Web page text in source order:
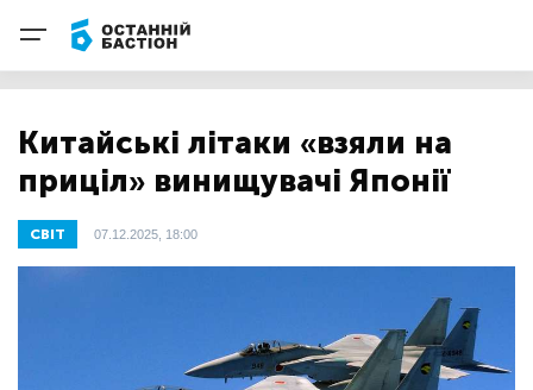
Китайські літаки «взяли на
приціл» винищувачі Японії
СВІТ 07.12.2025, 18:00